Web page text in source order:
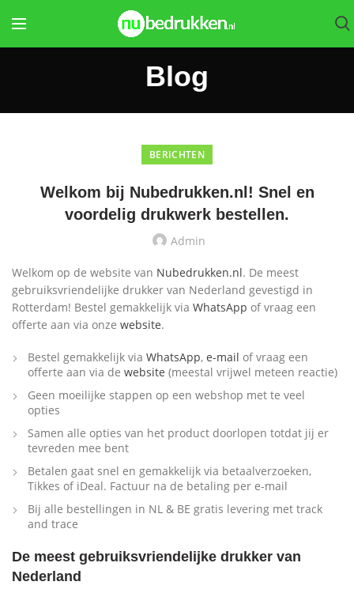
Blog
BERICHTEN
Welkom bij Nubedrukken.nl! Snel en
voordelig drukwerk bestellen.
Admin
Welkom op de website van Nubedrukken.nl. De meest
gebruiksvriendelijke drukker van Nederland gevestigd in
Rotterdam! Bestel gemakkelijk via WhatsApp of vraag een
offerte aan via onze website.
Bestel gemakkelijk via WhatsApp, e-mail of vraag een
offerte aan via de website (meestal vrijwel meteen reactie)
Geen moeilijke stappen op een webshop met te veel
opties
Samen alle opties van het product doorlopen totdat jij er
tevreden mee bent
Betalen gaat snel en gemakkelijk via betaalverzoeken,
Tikkes of iDeal. Factuur na de betaling per e-mail
Bij alle bestellingen in NL & BE gratis levering met track
and trace
De meest gebruiksvriendelijke drukker van
Nederland